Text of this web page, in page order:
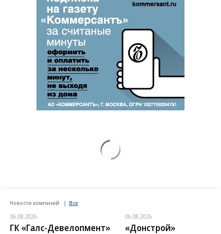
Новости компаний Все
06.08.2026
ГК «Галс-Девелопмент»
06.08.2026
«Донстрой»